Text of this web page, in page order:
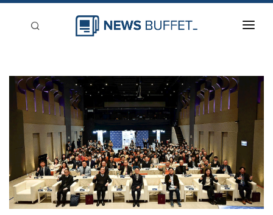
新聞稿分類
登入
刊登